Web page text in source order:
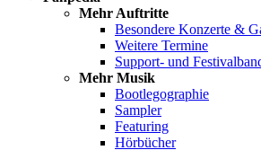
Mehr Auftritte
Besondere Konzerte &
Weitere Termine
Support- und
Mehr Musik
Bootlegographie
Sampler
Featuring
Hörbücher